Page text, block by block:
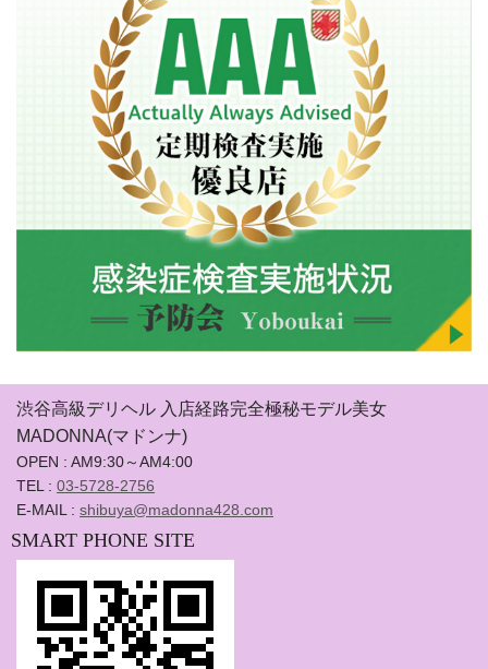
渋谷高級デリヘル 入店経路完全極秘モデル美女
MADONNA(マドンナ)
OPEN : AM9:30～AM4:00
TEL : 03-5728-2756
E-MAIL : shibuya@madonna428.com
SMART PHONE SITE